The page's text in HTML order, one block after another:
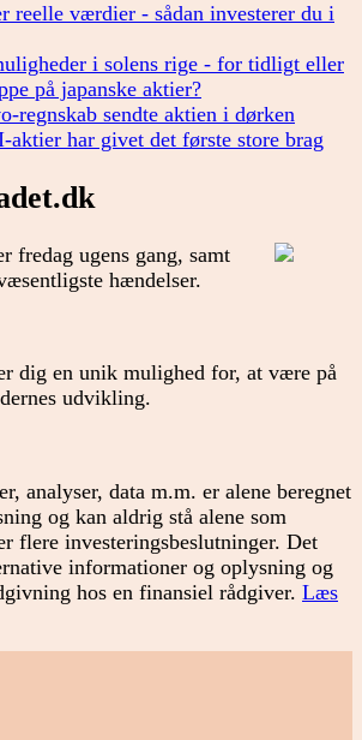
reelle værdier - sådan investerer du i
i solens rige - for tidligt eller
på japanske aktier?
regnskab sendte aktien i dørken
aktier har givet det første store brag
fredag ugens gang, samt
hændelser.
dig en unik mulighed for, at være på
udvikling.
analyser, data m.m. er alene beregnet
og kan aldrig stå alene som
flere investeringsbeslutninger. Det
informationer og oplysning og
hos en finansiel rådgiver. Læs